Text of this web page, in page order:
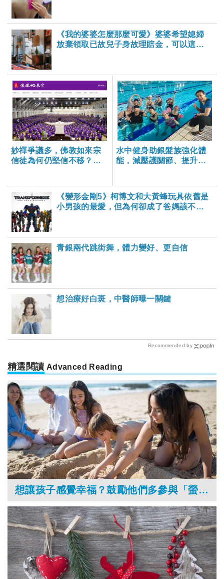
《我的婆婆怎麼那麼可愛》婆婆希望媳婦
放棄領取已故兒子身故理賠金，可以這樣
妙禪爭議多，佛教如來宗
信徒為何仍堅信不移？從
水中健身助銀髮族強化體
能，減壓護關節、提升平
《變形金剛5》柯博文和大黃蜂玩具依舊是
小男孩的最愛，但為何卻成了爸媽該不該
青銀兩代跳街舞，體力變好、更自信
想治療好白斑，中醫師曝一關鍵
Recommended by
精選閱讀 Advanced Reading
想讓孩子感覺幸福？鼓勵他們多參與「螢幕之外」的休閒活動！